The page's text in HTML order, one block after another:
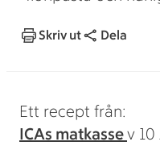
Skriv ut Dela
Ett recept från:
ICAs matkassev 10